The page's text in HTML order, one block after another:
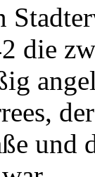
die
und